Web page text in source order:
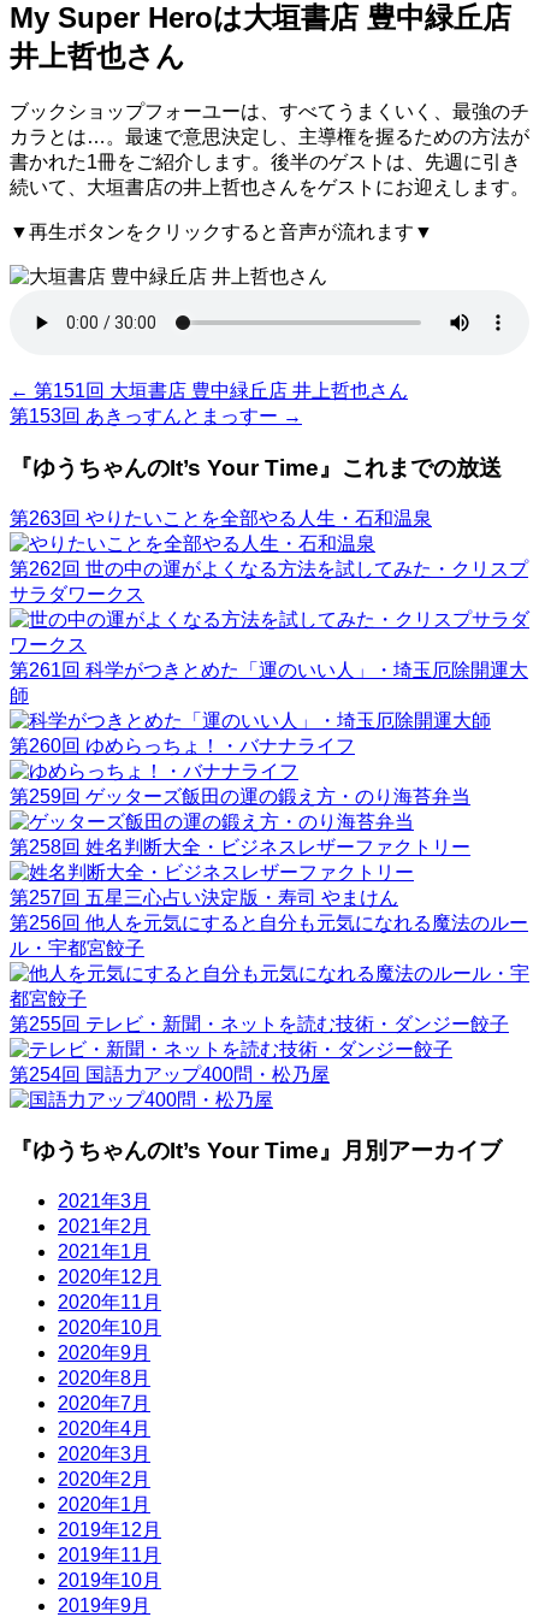
My Super Heroは大垣書店 豊中緑丘店
井上哲也さん
ブックショップフォーユーは、すべてうまくいく、最強のチ
カラとは…。最速で意思決定し、主導権を握るための方法が
書かれた1冊をご紹介します。後半のゲストは、先週に引き
続いて、大垣書店の井上哲也さんをゲストにお迎えします。
▼再生ボタンをクリックすると音声が流れます▼
← 第151回 大垣書店 豊中緑丘店 井上哲也さん
第153回 あきっすんとまっすー →
『ゆうちゃんのIt’s Your Time』これまでの放送
第263回 やりたいことを全部やる人生・石和温泉
第262回 世の中の運がよくなる方法を試してみた・クリスプ
サラダワークス
第261回 科学がつきとめた「運のいい人」・埼玉厄除開運大
師
第260回 ゆめらっちょ！・バナナライフ
第259回 ゲッターズ飯田の運の鍛え方・のり海苔弁当
第258回 姓名判断大全・ビジネスレザーファクトリー
第257回 五星三心占い決定版・寿司 やまけん
第256回 他人を元気にすると自分も元気になれる魔法のルー
ル・宇都宮餃子
第255回 テレビ・新聞・ネットを読む技術・ダンジー餃子
第254回 国語力アップ400問・松乃屋
『ゆうちゃんのIt’s Your Time』月別アーカイブ
2021年3月
2021年2月
2021年1月
2020年12月
2020年11月
2020年10月
2020年9月
2020年8月
2020年7月
2020年4月
2020年3月
2020年2月
2020年1月
2019年12月
2019年11月
2019年10月
2019年9月